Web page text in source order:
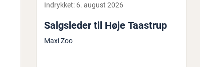
Indrykket: 6. august 2026
Salgs­le­der til Høje Taastrup
Maxi Zoo